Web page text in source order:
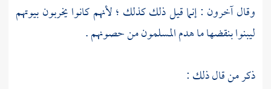
وقال آخرون : إنما قيل ذلك كذلك ؛ لأنهم كانوا يخربون بيوتهم
ليبنوا بنقضها ما هدم المسلمون من حصونهم .
ذكر من قال ذلك :